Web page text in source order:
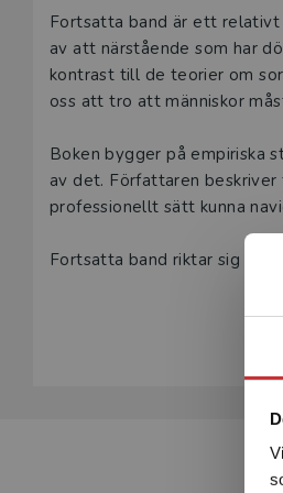
Beskrivning
Fortsatta band är ett relativt
av att närstående som har
kontrast till de teorier om
oss att tro att människor
Boken bygger på empiriska
av det. Författaren
professionellt sätt kunna
Fortsatta band riktar sig till